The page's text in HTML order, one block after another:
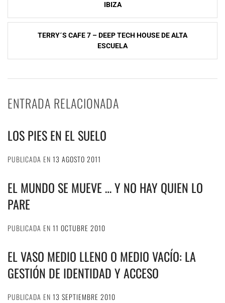
entradas
IBIZA
TERRY´S CAFE 7 – DEEP TECH HOUSE DE ALTA
ESCUELA
ENTRADA RELACIONADA
LOS PIES EN EL SUELO
PUBLICADA EN 13 AGOSTO 2011
EL MUNDO SE MUEVE … Y NO HAY QUIEN LO
PARE
PUBLICADA EN 11 OCTUBRE 2010
EL VASO MEDIO LLENO O MEDIO VACÍO: LA
GESTIÓN DE IDENTIDAD Y ACCESO
PUBLICADA EN 13 SEPTIEMBRE 2010